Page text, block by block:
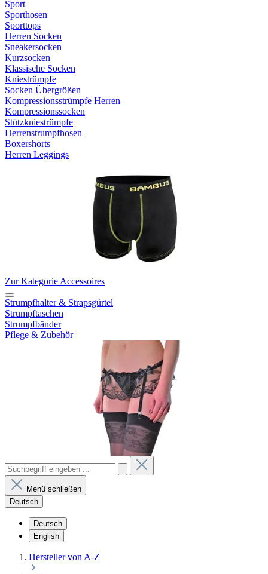
Sport
Sporthosen
Sporttops
Herren Socken
Sneakersocken
Kurzsocken
Klassische Socken
Kniestrümpfe
Socken Übergrößen
Kompressionsstrümpfe Herren
Kompressionssocken
Stützkniestrümpfe
Herrenstrumpfhosen
Boxershorts
Herren Leggings
Zur Kategorie Accessoires
Strumpfhalter & Strapsgürtel
Strumpftaschen
Strumpfbänder
Pflege & Zubehör
Menü schließen
Deutsch
Deutsch
English
Hersteller von A-Z